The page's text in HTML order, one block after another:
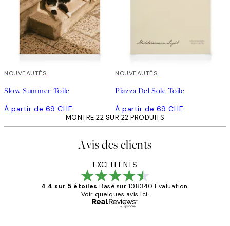
NOUVEAUTÉS
Slow Summer Toile
À partir de 69 CHF
NOUVEAUTÉS
Piazza Del Sole Toile
À partir de 69 CHF
MONTRE 22 SUR 22 PRODUITS
Avis des clients
EXCELLENTS
4.4 sur 5 étoiles Basé sur 108340 Évaluation.
Voir quelques avis ici.